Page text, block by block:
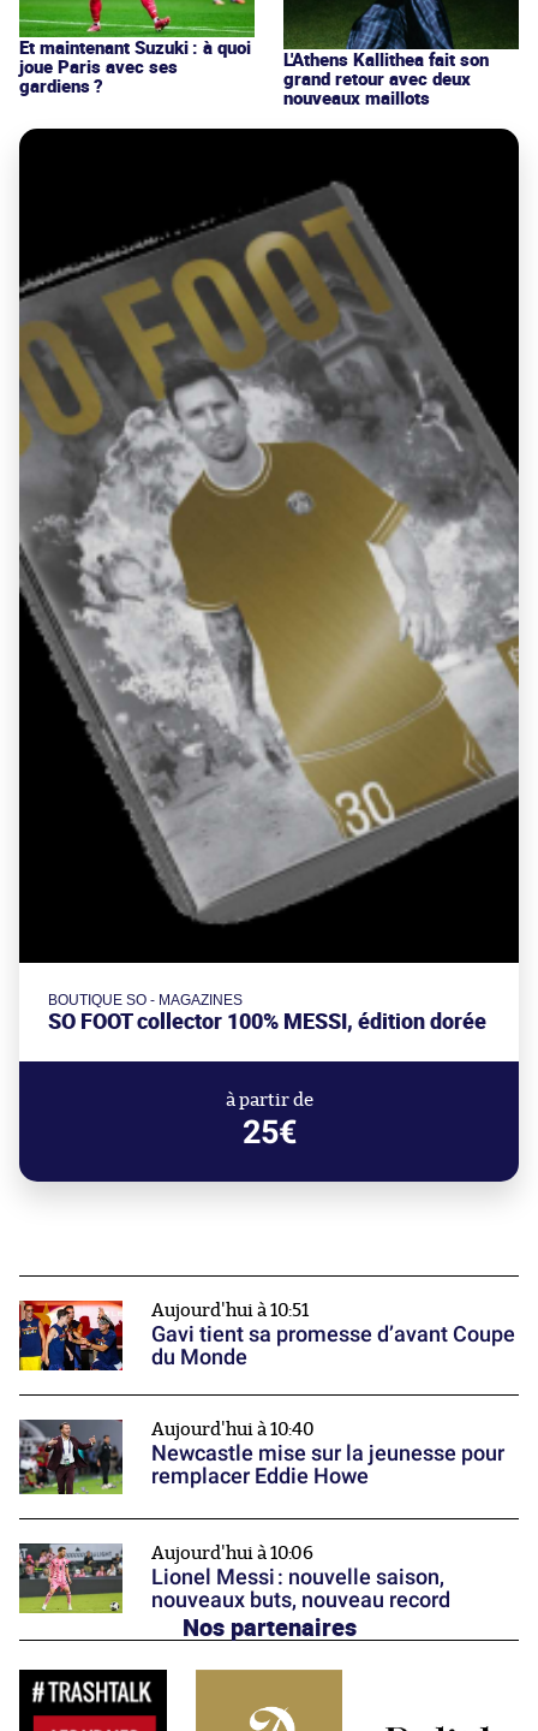
Et maintenant Suzuki : à quoi
joue Paris avec ses
gardiens ?
L'Athens Kallithea fait son
grand retour avec deux
nouveaux maillots
BOUTIQUE SO - MAGAZINES
SO FOOT collector 100% MESSI, édition dorée
à partir de
25€
Aujourd'hui à 10:51
Gavi tient sa promesse d’avant Coupe
du Monde
Aujourd'hui à 10:40
Newcastle mise sur la jeunesse pour
remplacer Eddie Howe
Aujourd'hui à 10:06
Lionel Messi : nouvelle saison,
nouveaux buts, nouveau record
Nos partenaires